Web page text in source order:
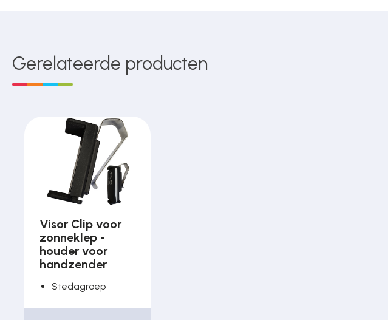
Gerelateerde producten
Visor Clip voor
zonneklep -
houder voor
handzender
Stedagroep